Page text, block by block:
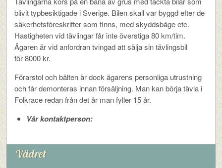
blivit typbesiktigade i Sverige. Bilen skall var byggd efter de
säkerhetsföreskrifter som finns, med skyddsbåge etc.
Hastigheten vid tävlingar får inte överstiga 80 km/tim.
Ägaren är vid anfordran tvingad att sälja sin tävlingsbil
för 8000 kr.
Förarstol och bälten är dock ägarens personliga utrustning
och får demonteras innan försäljning. Man kan börja tävla i
Folkrace redan från det år man fyller 15 år.
Vår kontaktperson:
Vädret